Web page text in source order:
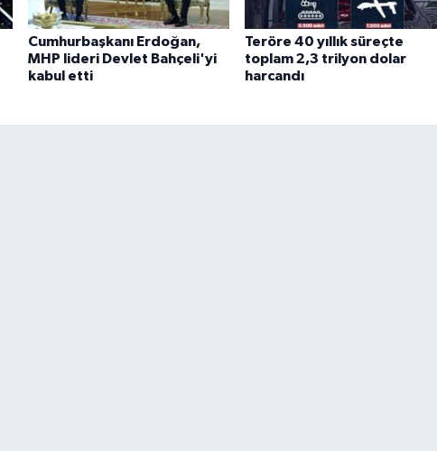
Cumhurbaşkanı Erdoğan,
MHP lideri Devlet Bahçeli'yi
kabul etti
Teröre 40 yıllık süreçte
toplam 2,3 trilyon dolar
harcandı